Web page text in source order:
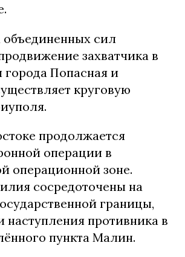
объединенных сил
захватчика в
города Попасная и
круговую
продолжается
операции в
операционной зоне.
сосредоточены на
границы,
наступления противника в
пункта Малин.